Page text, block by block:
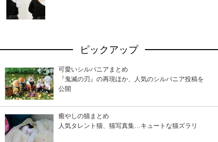
ピックアップ
可愛いシルバニアまとめ
『鬼滅の刃』の再現ほか、人気のシルバニア投稿を
公開
癒やしの猫まとめ
人気タレント猫、猫写真集…キュートな猫ズラリ